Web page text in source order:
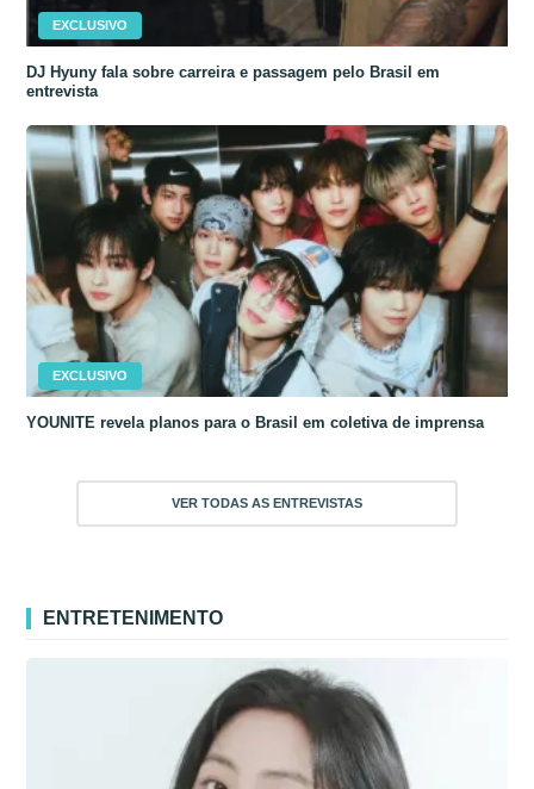
EXCLUSIVO
DJ Hyuny fala sobre carreira e passagem pelo Brasil em
entrevista
EXCLUSIVO
YOUNITE revela planos para o Brasil em coletiva de imprensa
VER TODAS AS ENTREVISTAS
ENTRETENIMENTO